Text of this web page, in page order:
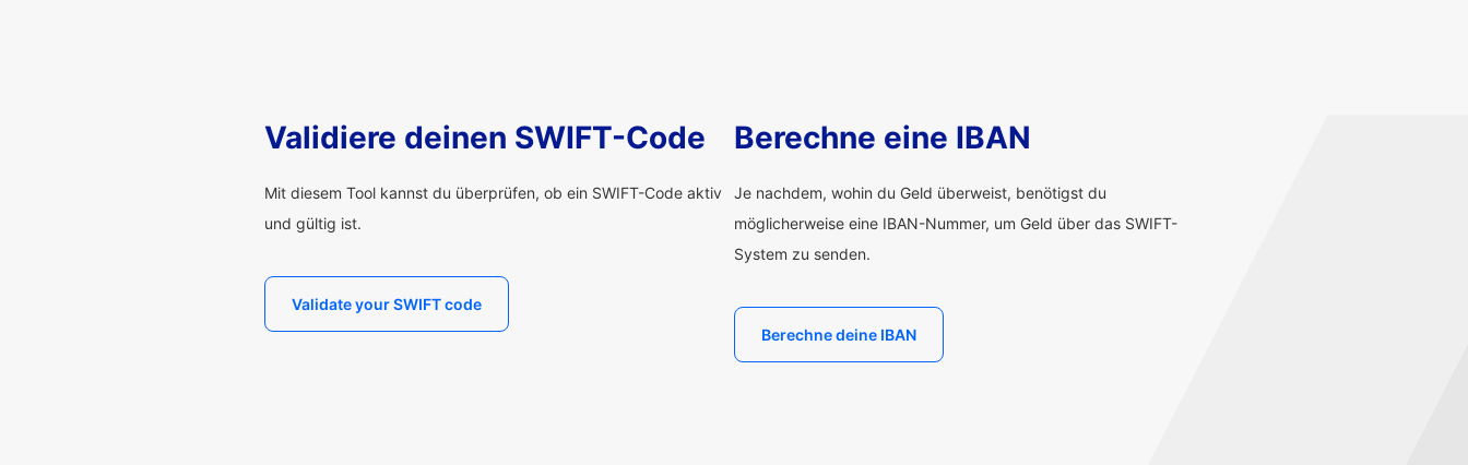
Validiere deinen SWIFT-Code
Mit diesem Tool kannst du überprüfen, ob ein SWIFT-Code aktiv
und gültig ist.
Validate your SWIFT code
Berechne eine IBAN
Je nachdem, wohin du Geld überweist, benötigst du
möglicherweise eine IBAN-Nummer, um Geld über das SWIFT-
System zu senden.
Berechne deine IBAN